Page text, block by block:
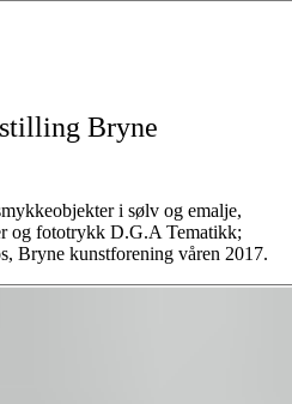
Bryne
i sølv og emalje,
og fototrykk D.G.A Tematikk;
Bryne kunstforening våren 2017.